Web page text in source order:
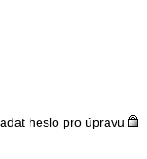
heslo pro úpravu